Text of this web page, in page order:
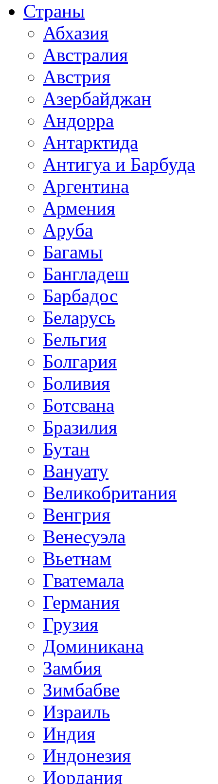
Страны
Абхазия
Австралия
Австрия
Азербайджан
Андорра
Антарктида
Антигуа и Барбуда
Аргентина
Армения
Аруба
Багамы
Бангладеш
Барбадос
Беларусь
Бельгия
Болгария
Боливия
Ботсвана
Бразилия
Бутан
Вануату
Великобритания
Венгрия
Венесуэла
Вьетнам
Гватемала
Германия
Грузия
Доминикана
Замбия
Зимбабве
Израиль
Индия
Индонезия
Иордания